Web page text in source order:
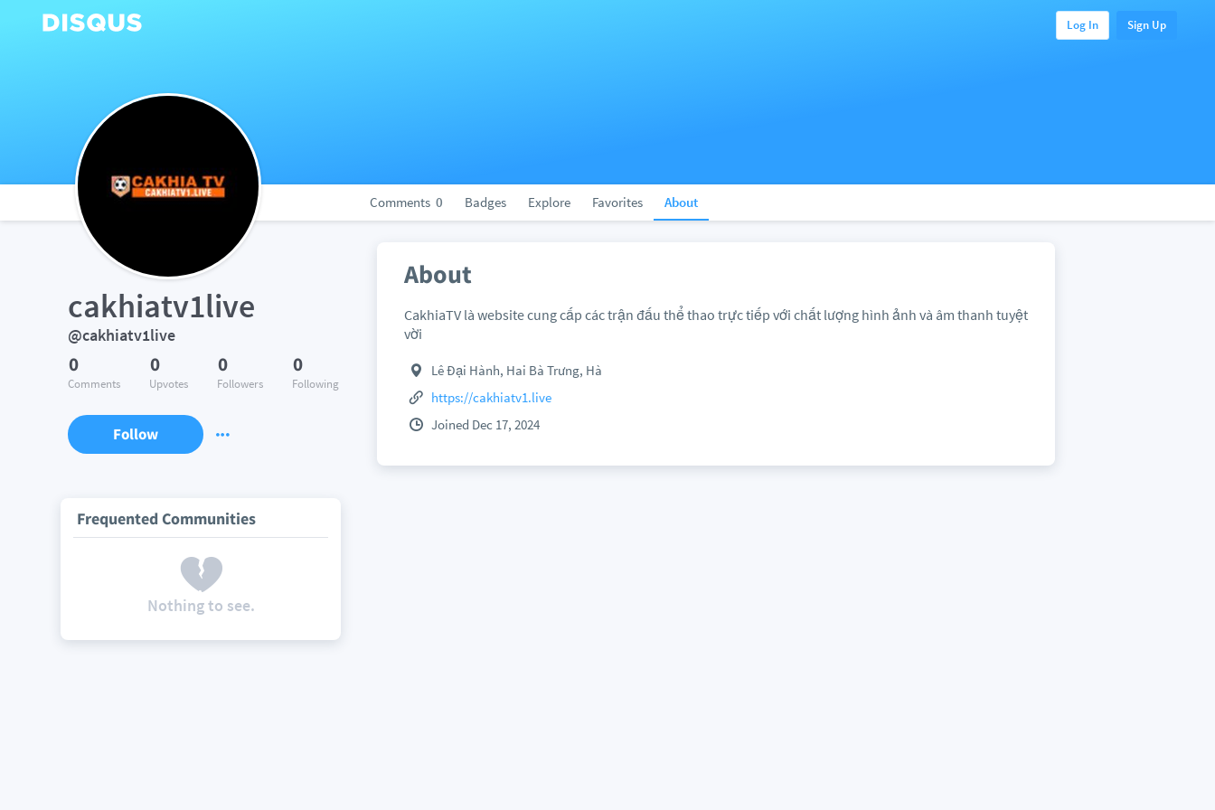
Log In Sign Up
Comments 0 Badges Explore Favorites About
cakhiatv1live
@cakhiatv1live
0
Comments
0
Upvotes
0
Followers
0
Following
Follow
Frequented Communities
Nothing to see.
About
CakhiaTV là website cung cấp các trận đấu thể thao trực tiếp với chất lượng hình ảnh và âm thanh tuyệt
vời
Lê Đại Hành, Hai Bà Trưng, Hà
https://cakhiatv1.live
Joined Dec 17, 2024